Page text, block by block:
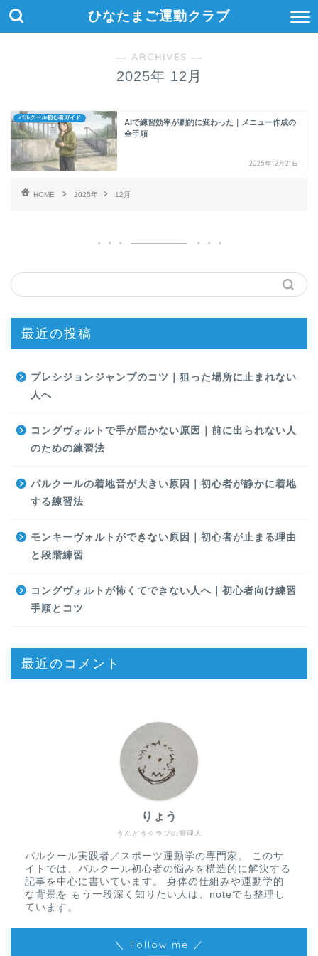
ひなたまご運動クラブ
― ARCHIVES ―
2025年 12月
パルクール初心者ガイド
AIで練習効率が劇的に変わった｜メニュー作成の
全手順
2025年12月21日
HOME 2025年 12月
最近の投稿
プレシジョンジャンプのコツ｜狙った場所に止まれない
人へ
コングヴォルトで手が届かない原因｜前に出られない人
のための練習法
パルクールの着地音が大きい原因｜初心者が静かに着地
する練習法
モンキーヴォルトができない原因｜初心者が止まる理由
と段階練習
コングヴォルトが怖くてできない人へ｜初心者向け練習
手順とコツ
最近のコメント
うんどうクラブの管理人
りょう
パルクール実践者／スポーツ運動学の専門家。 このサ
イトでは、パルクール初心者の悩みを構造的に解決する
記事を中心に書いています。 身体の仕組みや運動学的
な背景を もう一段深く知りたい人は、noteでも整理し
ています。
＼ Follow me ／